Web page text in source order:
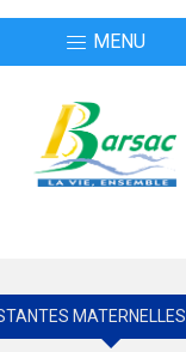
MENU
MATERNELLES